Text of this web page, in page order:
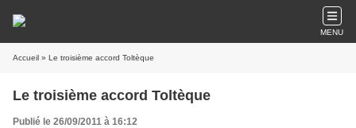
MENU
Accueil » Le troisième accord Toltèque
Le troisième accord Toltèque
Publié le 26/09/2011 à 16:12